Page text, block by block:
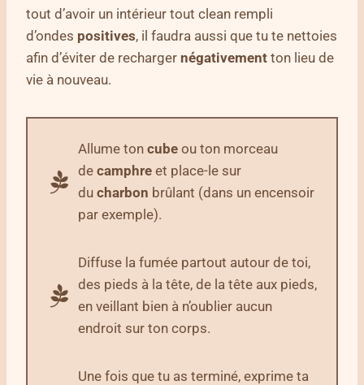
tout d’avoir un intérieur tout clean rempli
d’ondes positives, il faudra aussi que tu te nettoies
afin d’éviter de recharger négativement ton lieu de
vie à nouveau.
Allume ton cube ou ton morceau
de camphre et place-le sur
du charbon brûlant (dans un encensoir
par exemple).
Diffuse la fumée partout autour de toi,
des pieds à la tête, de la tête aux pieds,
en veillant bien à n’oublier aucun
endroit sur ton corps.
Une fois que tu as terminé, exprime ta